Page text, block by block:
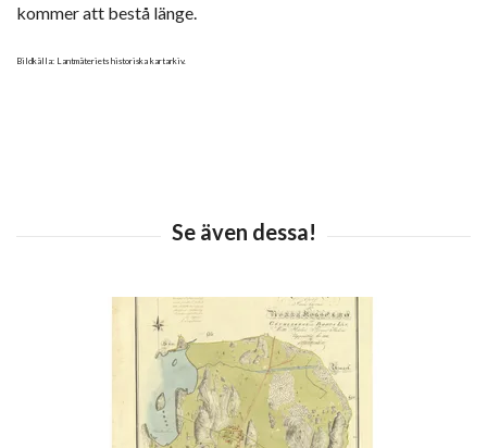
kommer att bestå länge.
Bildkälla: Lantmäteriets historiska kartarkiv.